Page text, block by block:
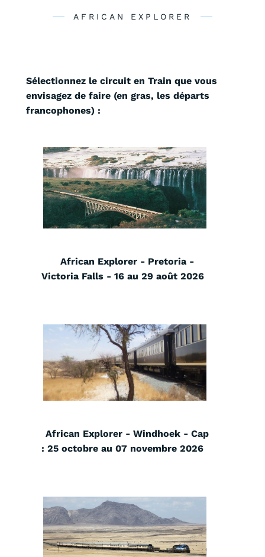
AFRICAN EXPLORER
Sélectionnez le circuit en Train que vous
envisagez de faire (en gras, les départs
francophones) :
African Explorer - Pretoria -
Victoria Falls - 16 au 29 août 2026
African Explorer - Windhoek - Cap
: 25 octobre au 07 novembre 2026